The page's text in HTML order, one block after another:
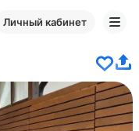
Личный кабинет